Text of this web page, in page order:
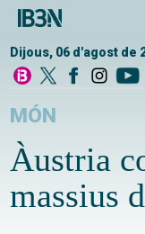
Dijous, 06 d'agost de
MÓN
Àustria
massius